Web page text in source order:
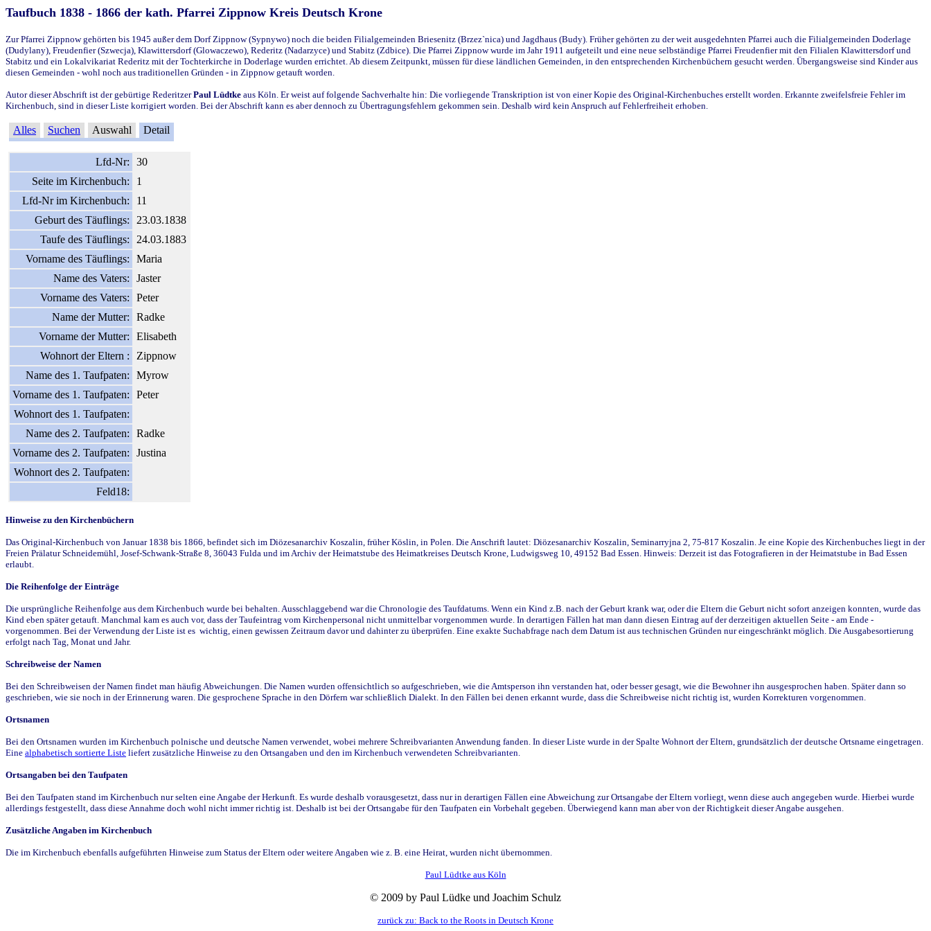
Taufbuch 1838 - 1866 der kath. Pfarrei Zippnow Kreis Deutsch Krone
Zur Pfarrei Zippnow gehörten bis 1945 außer dem Dorf Zippnow (Sypnywo) noch die beiden Filialgemeinden Briesenitz (Brzez`nica) und Jagdhaus (Budy). Früher gehörten zu der weit ausgedehnten Pfarrei auch die Filialgemeinden Doderlage
(Dudylany), Freudenfier (Szwecja), Klawittersdorf (Glowaczewo), Rederitz (Nadarzyce) und Stabitz (Zdbice). Die Pfarrei Zippnow wurde im Jahr 1911 aufgeteilt und eine neue selbständige Pfarrei Freudenfier mit den Filialen Klawittersdorf und
Stabitz und ein Lokalvikariat Rederitz mit der Tochterkirche in Doderlage wurden errichtet. Ab diesem Zeitpunkt, müssen für diese ländlichen Gemeinden, in den entsprechenden Kirchenbüchern gesucht werden. Übergangsweise sind Kinder aus
diesen Gemeinden - wohl noch aus traditionellen Gründen - in Zippnow getauft worden.
Autor dieser Abschrift ist der gebürtige RederitzerPaul Lüdtke aus Köln. Er weist auf folgende Sachverhalte hin: Die vorliegende Transkription ist von einer Kopie des Original-Kirchenbuches erstellt worden. Erkannte zweifelsfreie Fehler im
Kirchenbuch, sind in dieser Liste korrigiert worden. Bei der Abschrift kann es aber dennoch zu Übertragungsfehlern gekommen sein. Deshalb wird kein Anspruch auf Fehlerfreiheit erhoben.
Alles Suchen Auswahl Detail
Lfd-Nr:
30
Seite im Kirchenbuch:
1
Lfd-Nr im Kirchenbuch:
11
Geburt des Täuflings:
23.03.1838
Taufe des Täuflings:
24.03.1883
Vorname des Täuflings:
Maria
Name des Vaters:
Jaster
Vorname des Vaters:
Peter
Name der Mutter:
Radke
Vorname der Mutter:
Elisabeth
Wohnort der Eltern :
Zippnow
Name des 1. Taufpaten:
Myrow
Vorname des 1. Taufpaten:
Peter
Wohnort des 1. Taufpaten:
Name des 2. Taufpaten:
Radke
Vorname des 2. Taufpaten:
Justina
Wohnort des 2. Taufpaten:
Feld18:
Hinweise zu den Kirchenbüchern
Das Original-Kirchenbuch von Januar 1838 bis 1866, befindet sich im Diözesanarchiv Koszalin, früher Köslin, in Polen. Die Anschrift lautet: Diözesanarchiv Koszalin, Seminarryjna 2, 75-817 Koszalin. Je eine Kopie des Kirchenbuches liegt in der
Freien Prälatur Schneidemühl, Josef-Schwank-Straße 8, 36043 Fulda und im Archiv der Heimatstube des Heimatkreises Deutsch Krone, Ludwigsweg 10, 49152 Bad Essen. Hinweis: Derzeit ist das Fotografieren in der Heimatstube in Bad Essen
erlaubt.
Die Reihenfolge der Einträge
Die ursprüngliche Reihenfolge aus dem Kirchenbuch wurde bei behalten. Ausschlaggebend war die Chronologie des Taufdatums. Wenn ein Kind z.B. nach der Geburt krank war, oder die Eltern die Geburt nicht sofort anzeigen konnten, wurde das
Kind eben später getauft. Manchmal kam es auch vor, dass der Taufeintrag vom Kirchenpersonal nicht unmittelbar vorgenommen wurde. In derartigen Fällen hat man dann diesen Eintrag auf der derzeitigen aktuellen Seite - am Ende -
vorgenommen. Bei der Verwendung der Liste ist es wichtig, einen gewissen Zeitraum davor und dahinter zu überprüfen. Eine exakte Suchabfrage nach dem Datum ist aus technischen Gründen nur eingeschränkt möglich. Die Ausgabesortierung
erfolgt nach Tag, Monat und Jahr.
Schreibweise der Namen
Bei den Schreibweisen der Namen findet man häufig Abweichungen. Die Namen wurden offensichtlich so aufgeschrieben, wie die Amtsperson ihn verstanden hat, oder besser gesagt, wie die Bewohner ihn ausgesprochen haben. Später dann so
geschrieben, wie sie noch in der Erinnerung waren. Die gesprochene Sprache in den Dörfern war schließlich Dialekt. In den Fällen bei denen erkannt wurde, dass die Schreibweise nicht richtig ist, wurden Korrekturen vorgenommen.
Ortsnamen
Bei den Ortsnamen wurden im Kirchenbuch polnische und deutsche Namen verwendet, wobei mehrere Schreibvarianten Anwendung fanden. In dieser Liste wurde in der Spalte Wohnort der Eltern, grundsätzlich der deutsche Ortsname eingetragen.
Eine alphabetisch sortierte Liste liefert zusätzliche Hinweise zu den Ortsangaben und den im Kirchenbuch verwendeten Schreibvarianten.
Ortsangaben bei den Taufpaten
Bei den Taufpaten stand im Kirchenbuch nur selten eine Angabe der Herkunft. Es wurde deshalb vorausgesetzt, dass nur in derartigen Fällen eine Abweichung zur Ortsangabe der Eltern vorliegt, wenn diese auch angegeben wurde. Hierbei wurde
allerdings festgestellt, dass diese Annahme doch wohl nicht immer richtig ist. Deshalb ist bei der Ortsangabe für den Taufpaten ein Vorbehalt gegeben. Überwiegend kann man aber von der Richtigkeit dieser Angabe ausgehen.
Zusätzliche Angaben im Kirchenbuch
Die im Kirchenbuch ebenfalls aufgeführten Hinweise zum Status der Eltern oder weitere Angaben wie z. B. eine Heirat, wurden nicht übernommen.
Paul Lüdtke aus Köln
© 2009 by Paul Lüdke und Joachim Schulz
zurück zu: Back to the Roots in Deutsch Krone